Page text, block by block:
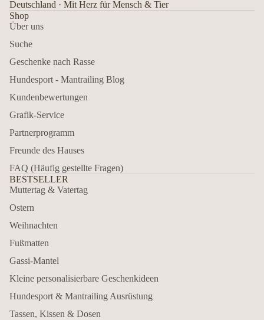
Deutschland · Mit Herz für Mensch & Tier
Shop
Über uns
Suche
Geschenke nach Rasse
Hundesport - Mantrailing Blog
Kundenbewertungen
Grafik-Service
Partnerprogramm
Freunde des Hauses
FAQ (Häufig gestellte Fragen)
BESTSELLER
Muttertag & Vatertag
Ostern
Weihnachten
Fußmatten
Gassi-Mantel
Kleine personalisierbare Geschenkideen
Hundesport & Mantrailing Ausrüstung
Tassen, Kissen & Dosen